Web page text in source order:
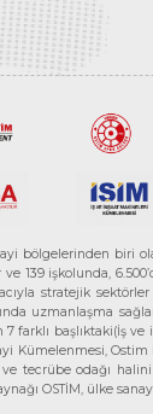
bölgelerinden biri
işkolunda,
stratejik
uzmanlaşma
başlıktaki(İş
Kümelenmesi,
tecrübe odağı
OSTİM, ülke